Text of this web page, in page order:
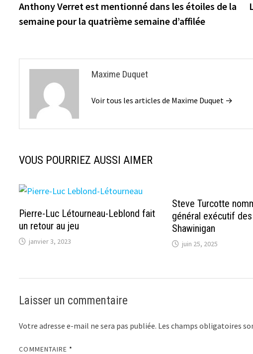
de
l’article
précédente :
Anthony Verret est mentionné dans les étoiles de la
semaine pour la quatrième semaine d’affilée
Maxime Duquet
Voir tous les articles de Maxime Duquet →
VOUS POURRIEZ AUSSI AIMER
Pierre-Luc Létourneau-Leblond fait
un retour au jeu
janvier 3, 2023
Steve Turcotte
général exécutif
Shawinigan
juin 25, 2025
Laisser un commentaire
Votre adresse e-mail ne sera pas publiée. Les champs obligatoires
COMMENTAIRE *